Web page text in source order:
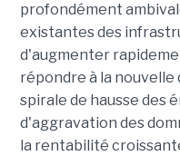
profondément
existantes des
d'augmenter
répondre à la nouvelle
spirale de hausse des
d'aggravation des
la rentabilité